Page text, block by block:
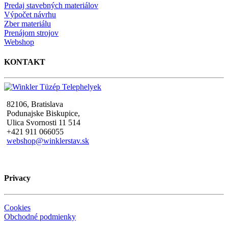
Predaj stavebných materiálov
Výpočet návrhu
Zber materiálu
Prenájom strojov
Webshop
KONTAKT
82106, Bratislava
Podunajske Biskupice,
Ulica Svornosti 11 514
+421 911 066055
webshop@winklerstav.sk
Privacy
Cookies
Obchodné podmienky